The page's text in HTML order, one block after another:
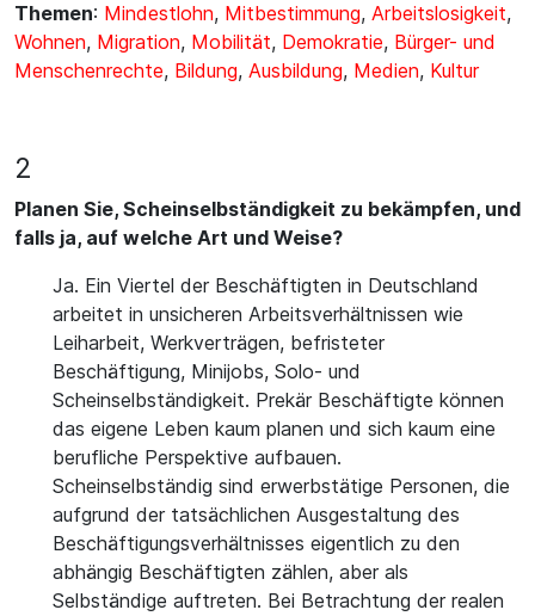
Themen: Mindestlohn, Mitbestimmung, Arbeitslosigkeit,
Wohnen, Migration, Mobilität, Demokratie, Bürger- und
Menschenrechte, Bildung, Ausbildung, Medien, Kultur
2
Planen Sie, Scheinselbständigkeit zu bekämpfen, und
falls ja, auf welche Art und Weise?
Ja. Ein Viertel der Beschäftigten in Deutschland
arbeitet in unsicheren Arbeitsverhältnissen wie
Leiharbeit, Werkverträgen, befristeter
Beschäftigung, Minijobs, Solo- und
Scheinselbständigkeit. Prekär Beschäftigte können
das eigene Leben kaum planen und sich kaum eine
berufliche Perspektive aufbauen.
Scheinselbständig sind erwerbstätige Personen, die
aufgrund der tatsächlichen Ausgestaltung des
Beschäftigungsverhältnisses eigentlich zu den
abhängig Beschäftigten zählen, aber als
Selbständige auftreten. Bei Betrachtung der realen